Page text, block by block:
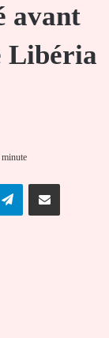
avant
Libéria
minute
TelegramPartager par email